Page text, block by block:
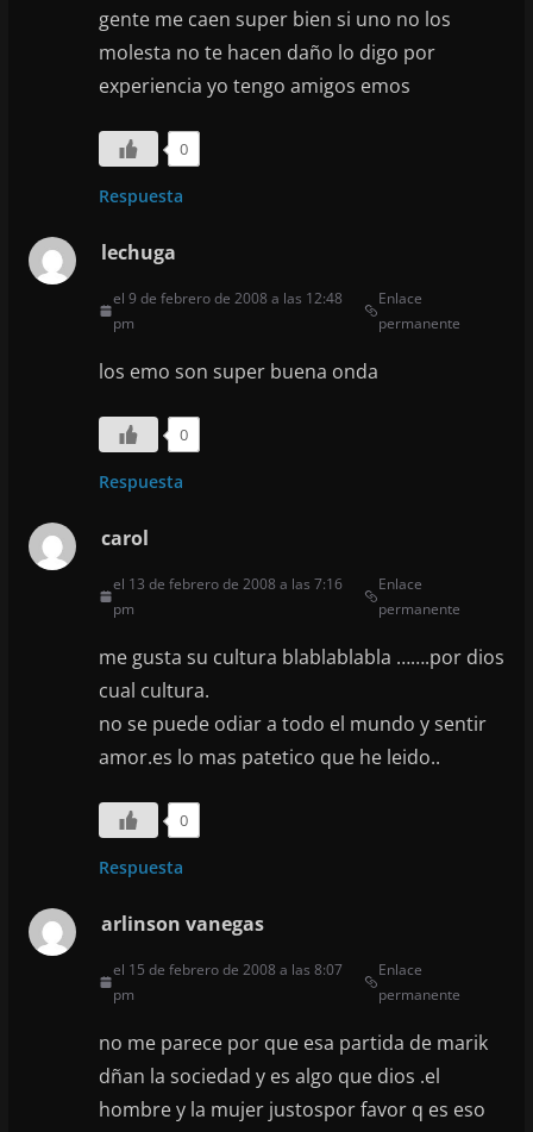
gente me caen super bien si uno no los
molesta no te hacen daño lo digo por
experiencia yo tengo amigos emos
0
Respuesta
lechuga
el 9 de febrero de 2008 a las 12:48
pm
Enlace
permanente
los emo son super buena onda
0
Respuesta
carol
el 13 de febrero de 2008 a las 7:16
pm
Enlace
permanente
me gusta su cultura blablablabla …….por dios
cual cultura.
no se puede odiar a todo el mundo y sentir
amor.es lo mas patetico que he leido..
0
Respuesta
arlinson vanegas
el 15 de febrero de 2008 a las 8:07
pm
Enlace
permanente
no me parece por que esa partida de marik
dñan la sociedad y es algo que dios .el
hombre y la mujer justospor favor q es eso